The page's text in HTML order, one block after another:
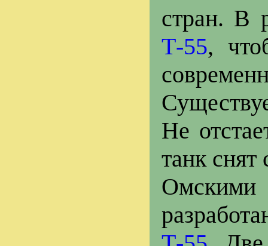
стран. В
Т-55,
Не
танк снят
Омскими